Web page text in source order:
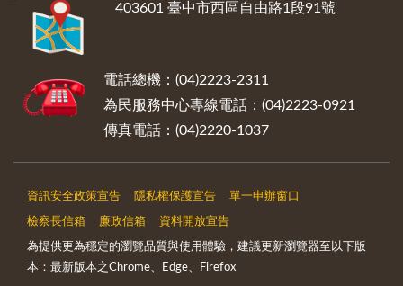
403601 臺中市西區自由路1段91號
電話總機：(04)2223-2311
為民服務中心專線電話：(04)2223-0921
傳真電話：(04)2220-1037
資訊安全政策宣告 隱私權保護宣告 單一申辦窗口
檢察長信箱 廉政信箱 資料開放宣告
為提供更為穩定的瀏覽品質與使用體驗，建議更新瀏覽器至以下版
本：最新版本之Chrome、Edge、Firefox